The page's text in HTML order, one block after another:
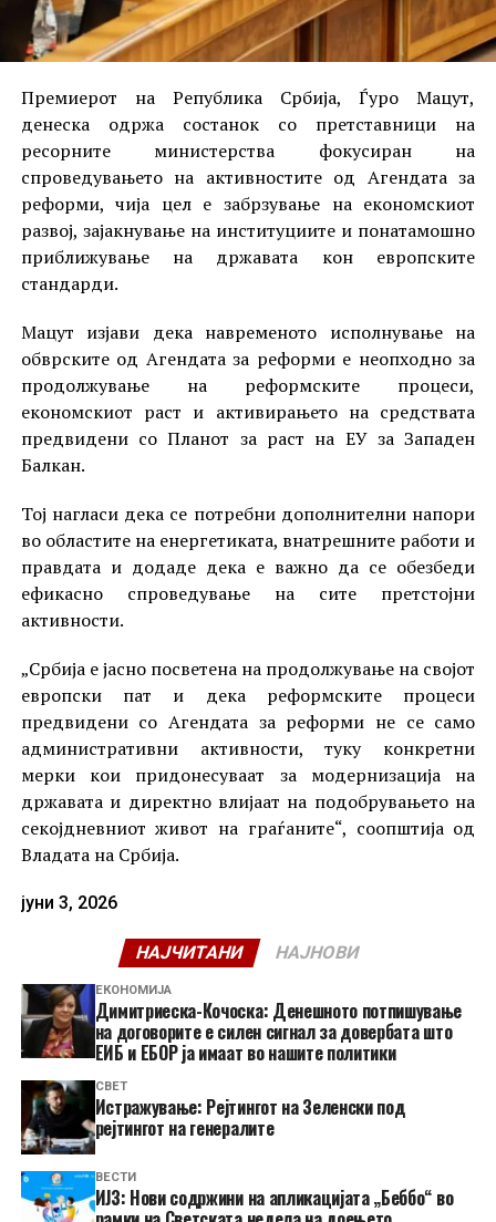
Премиерот на Република Србија, Ѓуро Мацут,
денеска одржа состанок со претставници на
ресорните министерства фокусиран на
спроведувањето на активностите од Агендата за
реформи, чија цел е забрзување на економскиот
развој, зајакнување на институциите и понатамошно
приближување на државата кон европските
стандарди.
Мацут изјави дека навременото исполнување на
обврските од Агендата за реформи е неопходно за
продолжување на реформските процеси,
економскиот раст и активирањето на средствата
предвидени со Планот за раст на ЕУ за Западен
Балкан.
Тој нагласи дека се потребни дополнителни напори
во областите на енергетиката, внатрешните работи и
правдата и додаде дека е важно да се обезбеди
ефикасно спроведување на сите претстојни
активности.
„Србија е јасно посветена на продолжување на својот
европски пат и дека реформските процеси
предвидени со Агендата за реформи не се само
административни активности, туку конкретни
мерки кои придонесуваат за модернизација на
државата и директно влијаат на подобрувањето на
секојдневниот живот на граѓаните“, соопштија од
Владата на Србија.
јуни 3, 2026
НАЈЧИТАНИ НАЈНОВИ
ЕКОНОМИЈА
Димитриеска-Кочоска: Денешното потпишување
на договорите е силен сигнал за довербата што
ЕИБ и ЕБОР ја имаат во нашите политики
СВЕТ
Истражување: Рејтингот на Зеленски под
рејтингот на генералите
ВЕСТИ
ИЈЗ: Нови содржини на апликацијата „Беббо“ во